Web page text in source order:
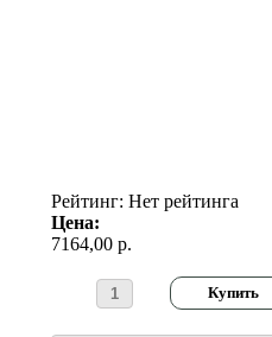
Рейтинг: Нет рейтинга
Цена:
7164,00 р.